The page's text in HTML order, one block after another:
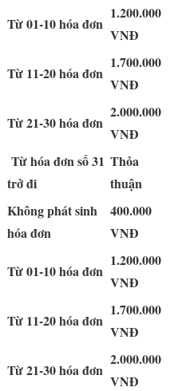
Từ 01-10 hóa đơn
1.200.000
VNĐ
Từ 11-20 hóa đơn
1.700.000
VNĐ
Từ 21-30 hóa đơn
2.000.000
VNĐ
Từ hóa đơn số 31
trở đi
Thỏa
thuận
Không phát sinh
hóa đơn
400.000
VNĐ
Từ 01-10 hóa đơn
1.200.000
VNĐ
Từ 11-20 hóa đơn
1.700.000
VNĐ
Từ 21-30 hóa đơn
2.000.000
VNĐ